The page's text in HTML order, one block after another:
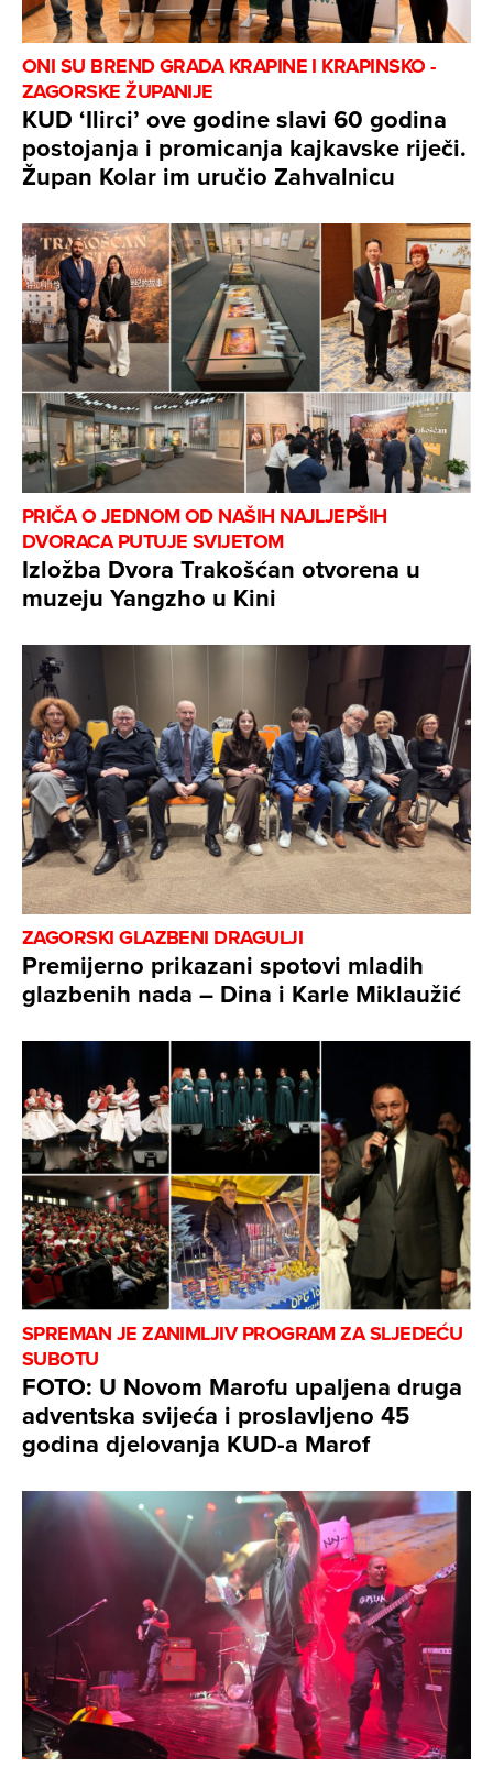
ONI SU BREND GRADA KRAPINE I KRAPINSKO -
ZAGORSKE ŽUPANIJE
KUD ‘Ilirci’ ove godine slavi 60 godina
postojanja i promicanja kajkavske riječi.
Župan Kolar im uručio Zahvalnicu
PRIČA O JEDNOM OD NAŠIH NAJLJEPŠIH
DVORACA PUTUJE SVIJETOM
Izložba Dvora Trakošćan otvorena u
muzeju Yangzho u Kini
ZAGORSKI GLAZBENI DRAGULJI
Premijerno prikazani spotovi mladih
glazbenih nada – Dina i Karle Miklaužić
SPREMAN JE ZANIMLJIV PROGRAM ZA SLJEDEĆU
SUBOTU
FOTO: U Novom Marofu upaljena druga
adventska svijeća i proslavljeno 45
godina djelovanja KUD-a Marof